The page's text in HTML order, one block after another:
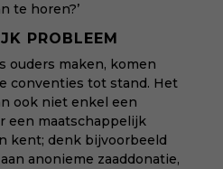
te horen?’
PROBLEEM
ouders maken, komen
conventies tot stand. Het
ook niet enkel een
een maatschappelijk
kent; denk bijvoorbeeld
anonieme zaaddonatie,